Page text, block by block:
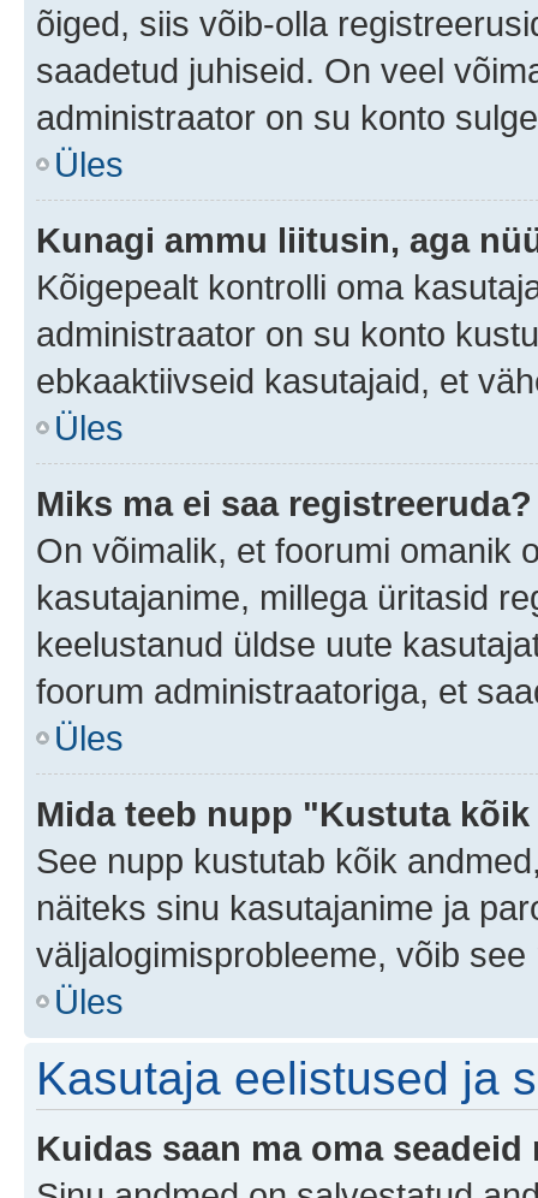
õiged, siis võib-olla
saadetud juhiseid. On veel
administraator on su konto
Üles
Kunagi ammu liitusin, aga
Kõigepealt kontrolli oma
administraator on su konto
ebkaaktiivseid kasutajaid, et
Üles
Miks ma ei saa registreeruda?
On võimalik, et foorumi omanik
kasutajanime, millega üritasid
keelustanud üldse uute
foorum administraatoriga, et
Üles
Mida teeb nupp "Kustuta
See nupp kustutab kõik
näiteks sinu kasutajanime ja
väljalogimisprobleeme, võib see
Üles
Kasutaja eelistused ja
Kuidas saan ma oma seadeid